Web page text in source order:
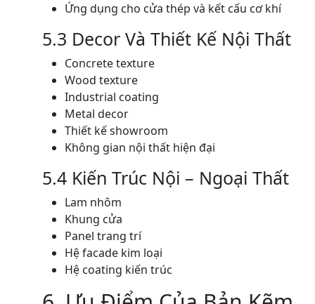
Ứng dụng cho cửa thép và kết cấu cơ khí
5.3 Decor Và Thiết Kế Nội Thất
Concrete texture
Wood texture
Industrial coating
Metal decor
Thiết kế showroom
Không gian nội thất hiện đại
5.4 Kiến Trúc Nội – Ngoại Thất
Lam nhôm
Khung cửa
Panel trang trí
Hệ facade kim loại
Hệ coating kiến trúc